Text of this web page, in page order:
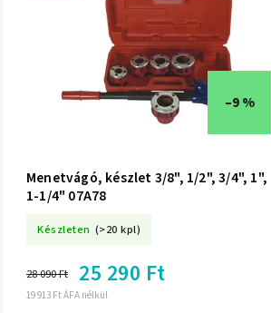
–9 %
Menetvágó, készlet 3/8", 1/2", 3/4", 1",
1-1/4" 07A78
Készleten (>20 kpl)
19 913 Ft ÁFA nélkül
28 090 Ft 25 290 Ft